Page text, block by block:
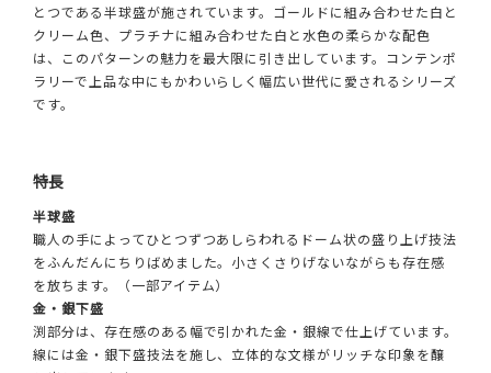
とつである半球盛が施されています。ゴールドに組み合わせた白と
クリーム色、プラチナに組み合わせた白と水色の柔らかな配色
は、このパターンの魅力を最大限に引き出しています。コンテンポ
ラリーで上品な中にもかわいらしく幅広い世代に愛されるシリーズ
です。
特長
半球盛
職人の手によってひとつずつあしらわれるドーム状の盛り上げ技法
をふんだんにちりばめました。小さくさりげないながらも存在感
を放ちます。（一部アイテム）
金・銀下盛
渕部分は、存在感のある幅で引かれた金・銀線で仕上げています。
線には金・銀下盛技法を施し、立体的な文様がリッチな印象を醸